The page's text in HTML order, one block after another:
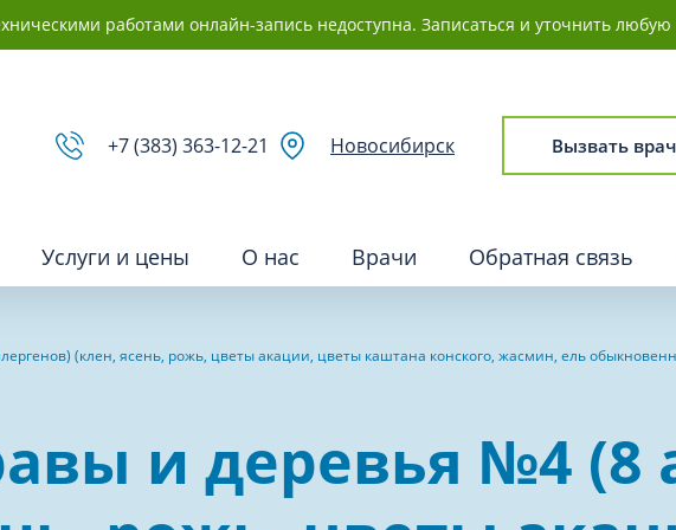
работами онлайн-запись недоступна. Записаться и уточнить
+7 (383) 363-12-21 Новосибирск Вызвать
Услуги и цены
Нефрология
Отоларингология (ЛОР)
Сурдология
О нас Врачи Обратная связь
получения медицинских услуг
(клен, ясень, рожь, цветы акации, цветы каштана конского, жасмин, ель
и деревья №4 (8